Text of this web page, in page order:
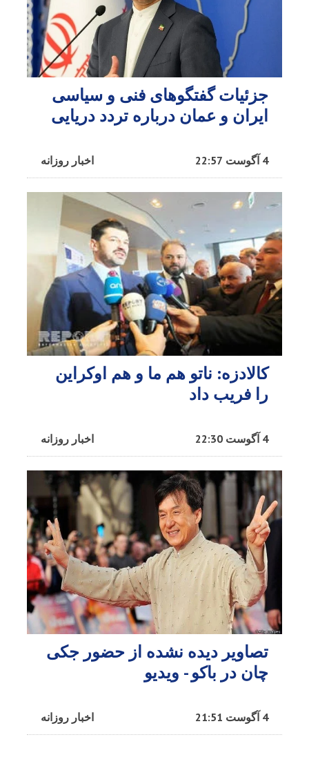
جزئیات گفتگوهای فنی و سیاسی
ایران و عمان درباره تردد دریایی
اخبار روزانه 4 آگوست 22:57
کالادزه: ناتو هم ما و هم اوکراین
را فریب داد
اخبار روزانه 4 آگوست 22:30
تصاویر دیده نشده از حضور جکی
چان در باکو - ویدیو
اخبار روزانه 4 آگوست 21:51